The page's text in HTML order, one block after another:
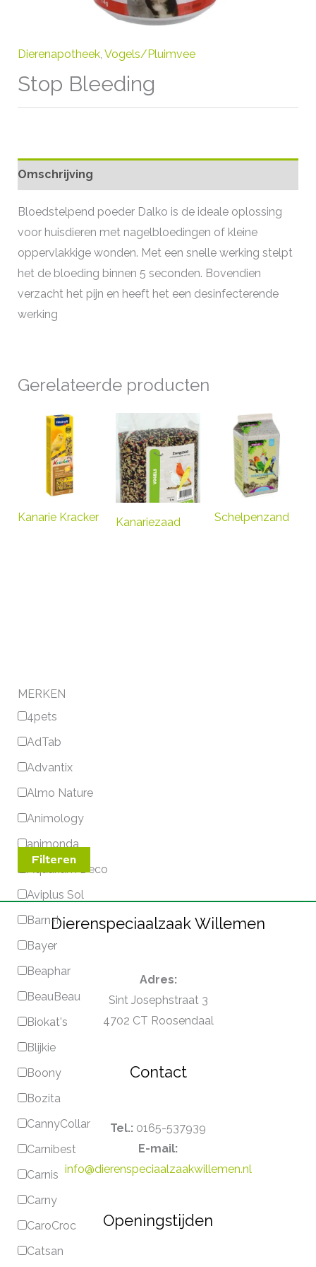
Dierenapotheek, Vogels/Pluimvee
Stop Bleeding
Omschrijving
Bloedstelpend poeder Dalko is de ideale oplossing
voor huisdieren met nagelbloedingen of kleine
oppervlakkige wonden. Met een snelle werking stelpt
het de bloeding binnen 5 seconden. Bovendien
verzacht het pijn en heeft het een desinfecterende
werking
Gerelateerde producten
Kanarie Kracker Kanariezaad Schelpenzand
MERKEN
4pets
AdTab
Advantix
Almo Nature
Animology
animonda
Aquarium Deco
Aviplus Sol
Barn-I
Bayer
Beaphar
BeauBeau
Biokat's
Blijkie
Boony
Bozita
CannyCollar
Carnibest
Carnis
Carny
CaroCroc
Catsan
Filteren
Dierenspeciaalzaak Willemen
Adres:
Sint Josephstraat 3
4702 CT Roosendaal
Contact
Tel.: 0165-537939
E-mail:
info@dierenspeciaalzaakwillemen.nl
Openingstijden